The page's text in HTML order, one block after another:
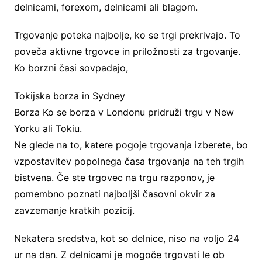
delnicami, forexom, delnicami ali blagom.
Trgovanje poteka najbolje, ko se trgi prekrivajo. To
poveča aktivne trgovce in priložnosti za trgovanje.
Ko borzni časi sovpadajo,
Tokijska borza in Sydney
Borza Ko se borza v Londonu pridruži trgu v New
Yorku ali Tokiu.
Ne glede na to, katere pogoje trgovanja izberete, bo
vzpostavitev popolnega časa trgovanja na teh trgih
bistvena. Če ste trgovec na trgu razponov, je
pomembno poznati najboljši časovni okvir za
zavzemanje kratkih pozicij.
Nekatera sredstva, kot so delnice, niso na voljo 24
ur na dan. Z delnicami je mogoče trgovati le ob